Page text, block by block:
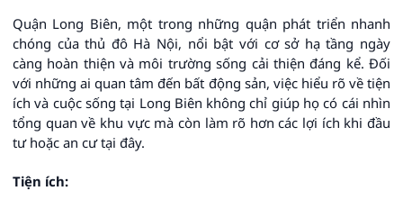
Quận Long Biên, một trong những quận phát triển nhanh
chóng của thủ đô Hà Nội, nổi bật với cơ sở hạ tầng ngày
càng hoàn thiện và môi trường sống cải thiện đáng kể. Đối
với những ai quan tâm đến bất động sản, việc hiểu rõ về tiện
ích và cuộc sống tại Long Biên không chỉ giúp họ có cái nhìn
tổng quan về khu vực mà còn làm rõ hơn các lợi ích khi đầu
tư hoặc an cư tại đây.
Tiện ích: